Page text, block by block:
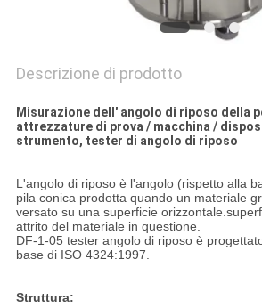
Descrizione di prodotto
Misurazione dell' angolo di riposo della
attrezzature di prova / macchina /
strumento, tester di angolo di riposo
L'angolo di riposo è l'angolo (rispetto alla
pila conica prodotta quando un materiale
versato su una superficie
attrito del materiale in questione.
DF-1-05 tester angolo di riposo è
base di ISO 4324:1997.
Struttura: